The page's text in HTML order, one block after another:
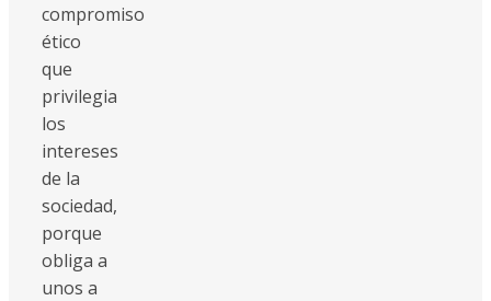
compromiso
ético
que
privilegia
los
intereses
de la
sociedad,
porque
obliga a
unos a